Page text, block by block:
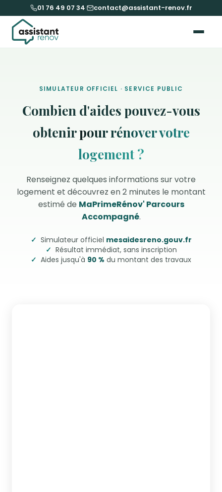
01 76 49 07 34· contact@assistant-renov.fr
SIMULATEUR OFFICIEL · SERVICE PUBLIC
Combien d'aides pouvez-vous
obtenirpour rénover votre
logement ?
Renseignez quelques informations sur votre
logement et découvrez en 2 minutes le montant
estimé de MaPrimeRénov' Parcours
Accompagné.
✓ Simulateur officiel mesaidesreno.gouv.fr
✓ Résultat immédiat, sans inscription
✓ Aides jusqu'à 90 % du montant des travaux